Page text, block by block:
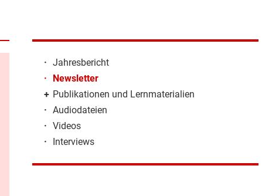
· Jahresbericht
·
Newsletter
+ Publikationen und Lernmaterialien
· Audiodateien
· Videos
·
Interviews